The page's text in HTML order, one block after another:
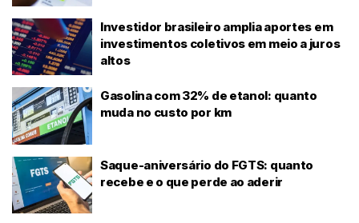
Investidor brasileiro amplia aportes em
investimentos coletivos em meio a juros
altos
Gasolina com 32% de etanol: quanto
muda no custo por km
Saque-aniversário do FGTS: quanto
recebe e o que perde ao aderir